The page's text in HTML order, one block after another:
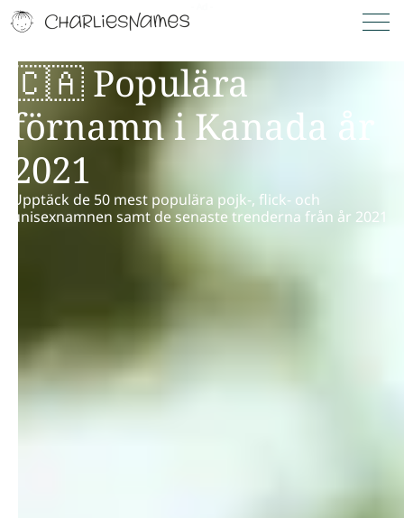
🇨🇦 Populära
förnamn i Kanada år
2021
Upptäck de 50 mest populära pojk-, flick- och
unisexnamnen samt de senaste trenderna från år 2021